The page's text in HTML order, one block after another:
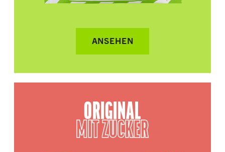
ANSEHEN
ORIGINAL
MIT ZUCKER